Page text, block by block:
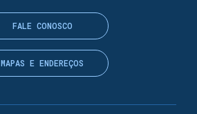
FALE CONOSCO
MAPAS E ENDEREÇOS